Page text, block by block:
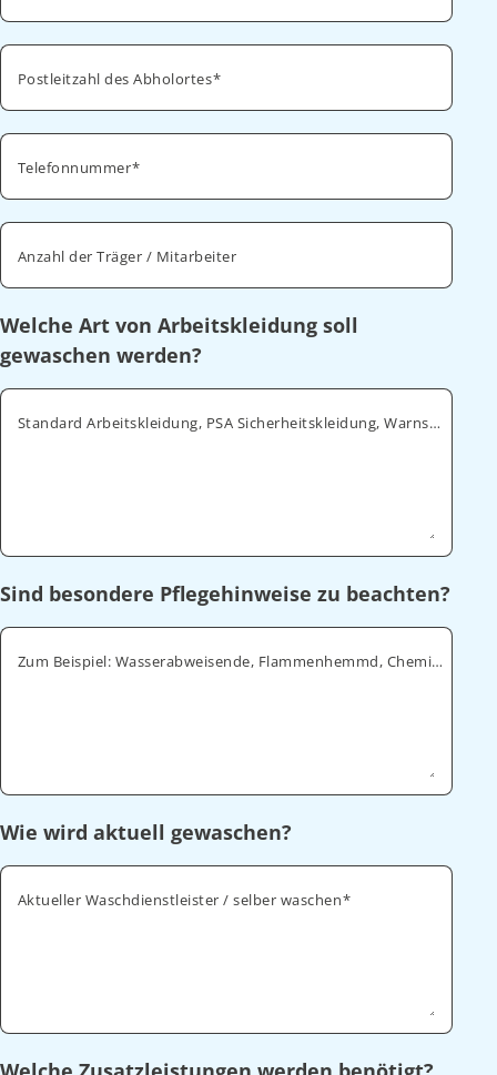
Postleitzahl des Abholortes
Telefonnummer
Anzahl der Träger / Mitarbeiter
Welche Art von Arbeitskleidung soll
gewaschen werden?
Standard Arbeitskleidung, PSA Sicherheitskleidung, Warnschutz, ESD
Sind besondere Pflegehinweise zu beachten?
Zum Beispiel: Wasserabweisende, Flammenhemmd, Chemikalienabweisende
Wie wird aktuell gewaschen?
Aktueller Waschdienstleister / selber waschen